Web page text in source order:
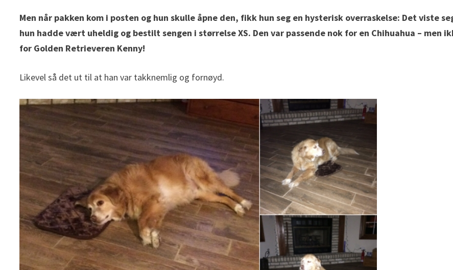
Men når pakken kom i posten og hun skulle åpne den, fikk hun seg en hysterisk overraskelse: Det viste
hun hadde vært uheldig og bestilt sengen i størrelse XS. Den var passende nok for en Chihuahua – men
for Golden Retrieveren Kenny!
Likevel så det ut til at han var takknemlig og fornøyd.